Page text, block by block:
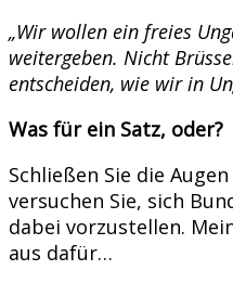
„Wir wollen ein freies
weitergeben. Nicht
entscheiden, wie wir in
Was für ein Satz, oder?
Schließen Sie die
versuchen Sie, sich
dabei vorzustellen.
aus dafür…